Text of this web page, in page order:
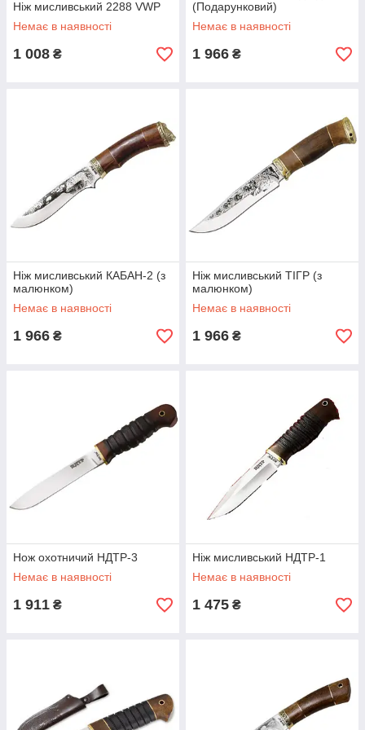
Ніж мисливський 2288 VWP
Немає в наявності
1 008 ₴
(Подарунковий)
Немає в наявності
1 966 ₴
Ніж мисливський КАБАН-2 (з
малюнком)
Немає в наявності
1 966 ₴
Ніж мисливський ТІГР (з
малюнком)
Немає в наявності
1 966 ₴
Нож охотничий НДТР-3
Немає в наявності
1 911 ₴
Ніж мисливський НДТР-1
Немає в наявності
1 475 ₴